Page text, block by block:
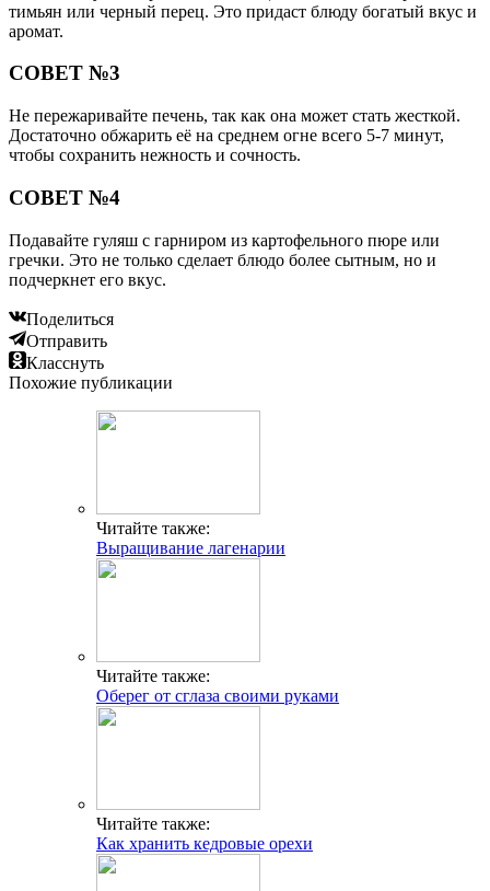
тимьян или черный перец. Это придаст блюду богатый вкус и
аромат.
СОВЕТ №3
Не пережаривайте печень, так как она может стать жесткой.
Достаточно обжарить её на среднем огне всего 5-7 минут,
чтобы сохранить нежность и сочность.
СОВЕТ №4
Подавайте гуляш с гарниром из картофельного пюре или
гречки. Это не только сделает блюдо более сытным, но и
подчеркнет его вкус.
Поделиться
Отправить
Класснуть
Похожие публикации
Читайте также:
Выращивание лагенарии
Читайте также:
Оберег от сглаза своими руками
Читайте также:
Как хранить кедровые орехи